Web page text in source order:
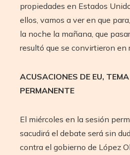
propiedades en Estados
ellos, vamos a ver en que
la noche la mañana, que
resultó que se convirtieron en
ACUSACIONES DE EU,
PERMANENTE
El miércoles en la sesión
sacudirá el debate será sin
contra el gobierno de López